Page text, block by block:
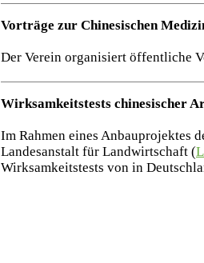
Vorträge zur Chinesischen
Der Verein organisiert öffentliche
Wirksamkeitstests chinesischer
Im Rahmen eines Anbauprojektes
Landesanstalt für Landwirtschaft (
Wirksamkeitstests von in